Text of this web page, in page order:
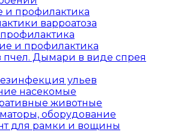
и профилактика
варроатоза
и профилактика
пчел. Дымари в виде спрея
ульев
насекомые
животные
оборудование
для рамки и вощины